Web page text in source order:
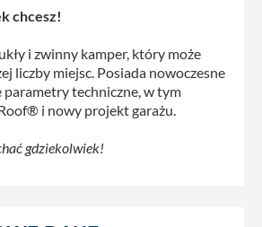
chcesz!
i zwinny kamper, który może
liczby miejsc. Posiada nowoczesne
techniczne, w tym
i nowy projekt garażu.
gdziekolwiek!